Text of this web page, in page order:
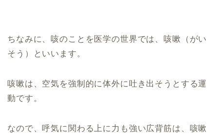
ちなみに、咳のことを医学の世界では、咳嗽（がい
そう）といいます。
咳嗽は、空気を強制的に体外に吐き出そうとする運
動です。
なので、呼気に関わる上に力も強い広背筋は、咳嗽